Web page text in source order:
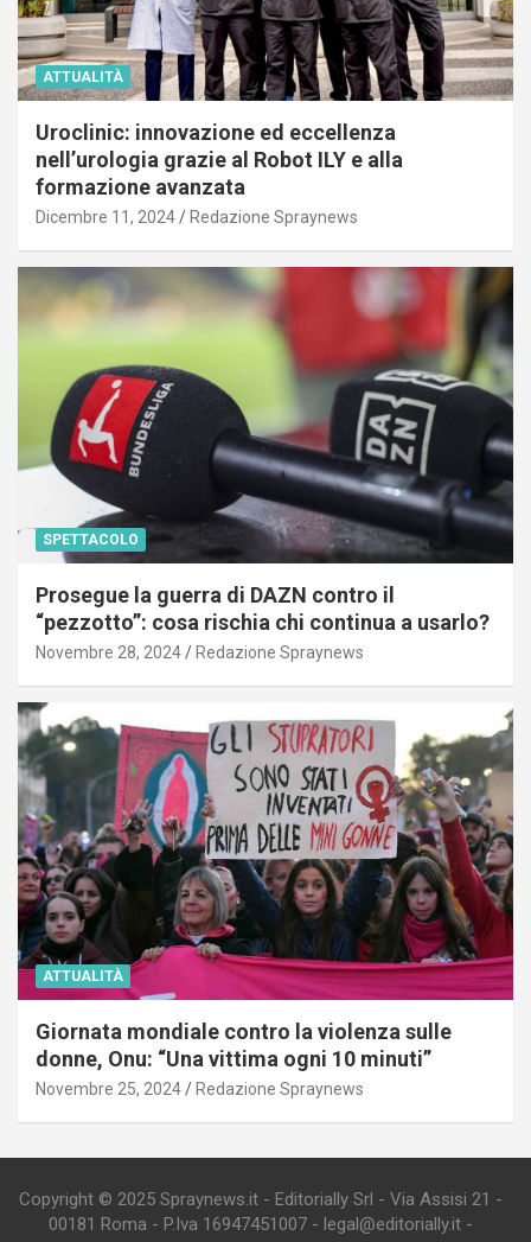
ATTUALITÀ
Uroclinic: innovazione ed eccellenza
nell’urologia grazie al Robot ILY e alla
formazione avanzata
Dicembre 11, 2024 Redazione Spraynews
SPETTACOLO
Prosegue la guerra di DAZN contro il
“pezzotto”: cosa rischia chi continua a usarlo?
Novembre 28, 2024 Redazione Spraynews
ATTUALITÀ
Giornata mondiale contro la violenza sulle
donne, Onu: “Una vittima ogni 10 minuti”
Novembre 25, 2024 Redazione Spraynews
Copyright © 2025 Spraynews.it - Editorially Srl - Via Assisi 21 -
00181 Roma - P.Iva 16947451007 - legal@editorially.it -